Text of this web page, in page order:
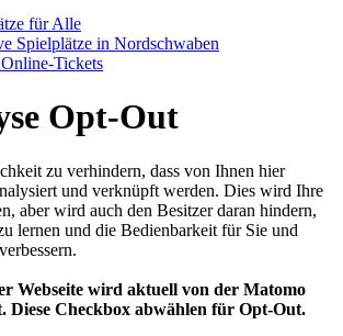
für Alle
Spielplätze in Nordschwaben
Tickets
Opt-Out
zu verhindern, dass von Ihnen hier
und verknüpft werden. Dies wird Ihre
aber wird auch den Besitzer daran hindern,
lernen und die Bedienbarkeit für Sie und
Webseite wird aktuell von der Matomo
Diese Checkbox abwählen für Opt-Out.